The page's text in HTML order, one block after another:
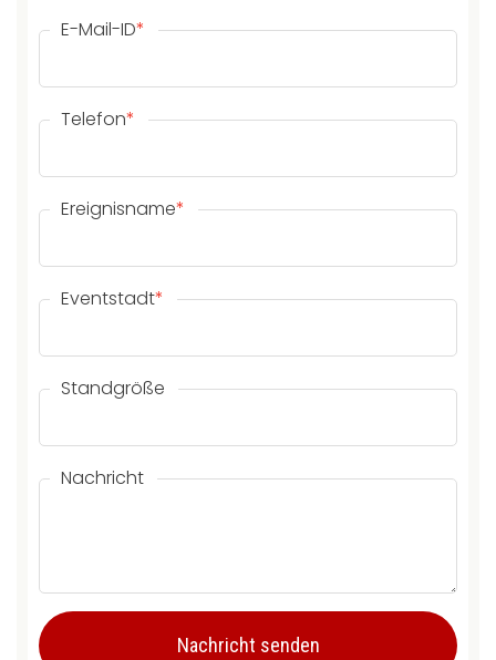
E-Mail-ID*
Telefon*
Ereignisname*
Eventstadt*
Standgröße
Nachricht